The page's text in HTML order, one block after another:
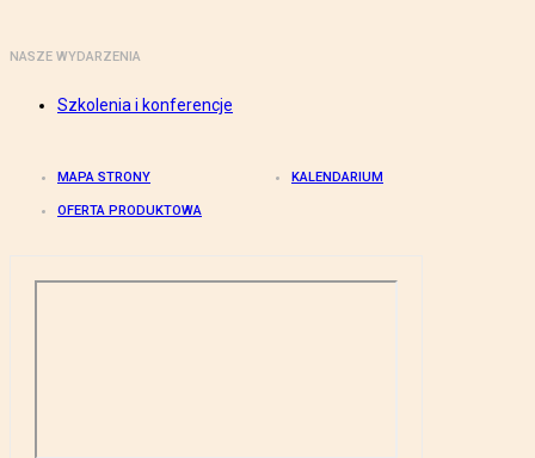
NASZE WYDARZENIA
Szkolenia i konferencje
MAPA STRONY KALENDARIUM
OFERTA PRODUKTOWA